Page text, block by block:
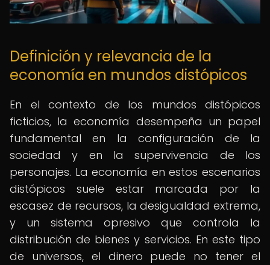
Definición y relevancia de la
economía en mundos distópicos
En el contexto de los mundos distópicos
ficticios, la economía desempeña un papel
fundamental en la configuración de la
sociedad y en la supervivencia de los
personajes. La economía en estos escenarios
distópicos suele estar marcada por la
escasez de recursos, la desigualdad extrema,
y un sistema opresivo que controla la
distribución de bienes y servicios. En este tipo
de universos, el dinero puede no tener el